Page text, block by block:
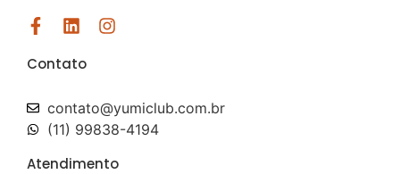
Contato
contato@yumiclub.com.br​
(11) 99838-4194
Atendimento